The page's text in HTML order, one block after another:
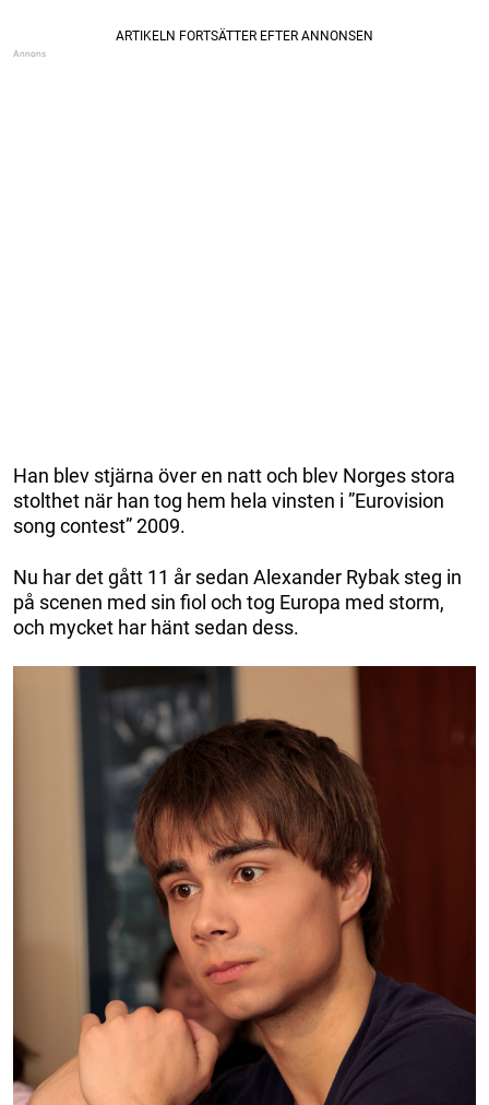
Han blev stjärna över en natt och blev Norges stora
stolthet när han tog hem hela vinsten i ”Eurovision
song contest” 2009.
Nu har det gått 11 år sedan Alexander Rybak steg in
på scenen med sin fiol och tog Europa med storm,
och mycket har hänt sedan dess.